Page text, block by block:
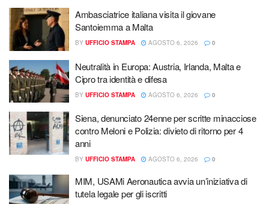
Ambasciatrice italiana visita il giovane
Santoiemma a Malta
BY UFFICIO STAMPA AGOSTO 6, 2026 0
Neutralità in Europa: Austria, Irlanda, Malta e
Cipro tra identità e difesa
BY UFFICIO STAMPA AGOSTO 6, 2026 0
Siena, denunciato 24enne per scritte minacciose
contro Meloni e Polizia: divieto di ritorno per 4
anni
BY UFFICIO STAMPA AGOSTO 6, 2026 0
MIM, USAMi Aeronautica avvia un’iniziativa di
tutela legale per gli iscritti